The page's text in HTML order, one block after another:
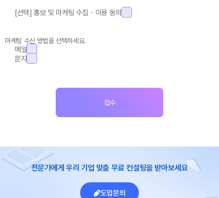
[선택] 홍보 및 마케팅 수집・이용 동의
마케팅 수신 방법을 선택하세요.
메일
문자
전문가에게 우리 기업 맞춤 무료 컨설팅을 받아보세요
도입문의